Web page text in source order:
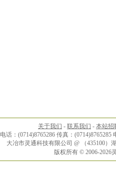
关于我们 - 联系我们 - 本站招
电话：(0714)8765286 传真：(0714)8765285
大冶市灵通科技有限公司 @ （435100
版权所有 © 2006-2026